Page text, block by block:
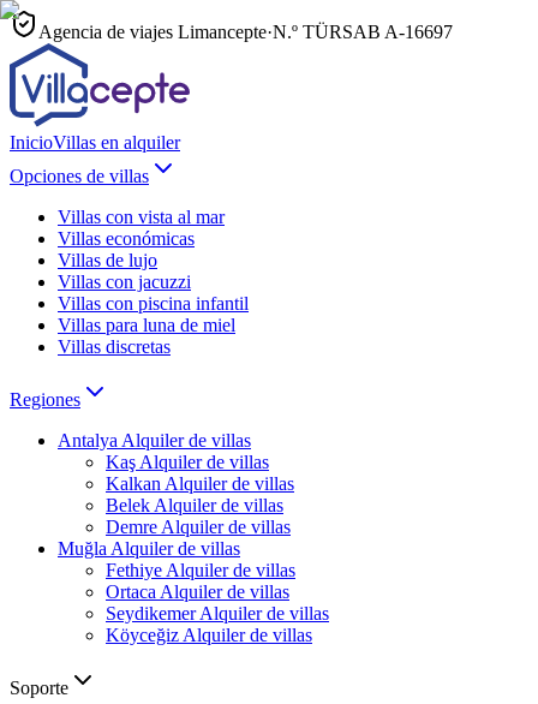
Agencia de viajes Limancepte·N.º TÜRSAB A-16697
InicioVillas en alquiler
Opciones de villas
Villas con vista al mar
Villas económicas
Villas de lujo
Villas con jacuzzi
Villas con piscina infantil
Villas para luna de miel
Villas discretas
Regiones
Antalya Alquiler de villas
Kaş Alquiler de villas
Kalkan Alquiler de villas
Belek Alquiler de villas
Demre Alquiler de villas
Muğla Alquiler de villas
Fethiye Alquiler de villas
Ortaca Alquiler de villas
Seydikemer Alquiler de villas
Köyceğiz Alquiler de villas
Soporte